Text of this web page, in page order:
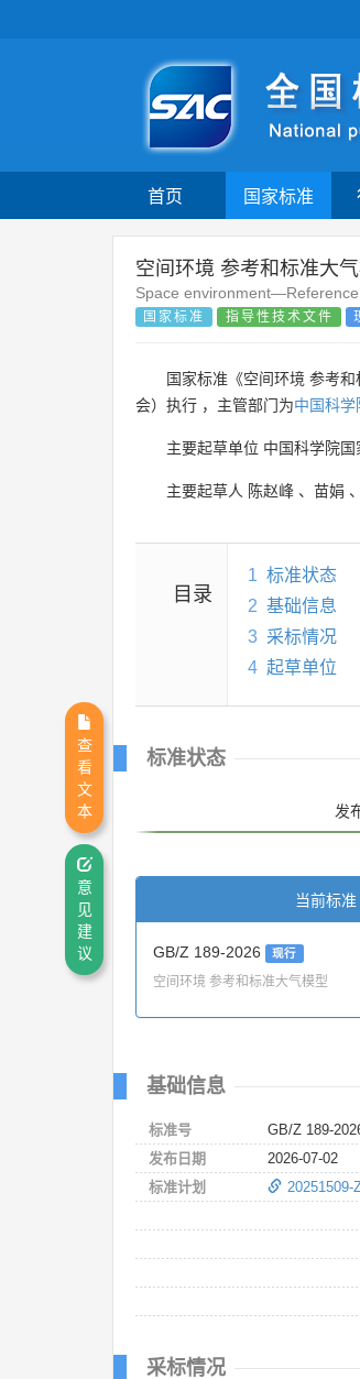
首页 国家标准
空间环境 参考和标准大
Space
国家标准 指导性技术文件
国家标准《空间环境 参考
会）执行 ，主管部门为中国科学
主要起草单位 中国科学院
主要起草人 陈赵峰 、 苗娟 、
目录
1 标准状态
2 基础信息
3 采标情况
4 起草单位
标准状态
发
当前标准
GB/Z 189-2026 现行
空间环境 参考和标准大气模型
基础信息
标准号
GB/Z 189-
发布日期
2026-07-02
标准计划
20251509-
采标情况
查
看
文
本
意
见
建
议